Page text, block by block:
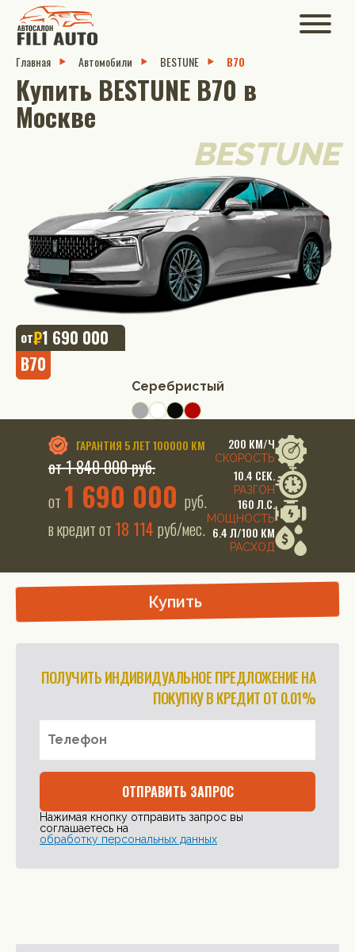
Главная Автомобили BESTUNE B70
Купить BESTUNE B70 в
Москве
ГАРАНТИЯ 5 ЛЕТ 100000 КМ
от 1 840 000 руб.
от 1 690 000 руб.
в кредит от 18 114 руб/мес.
200 КМ/Ч
СКОРОСТЬ
10.4 СЕК.
РАЗГОН
160 Л.С.
МОЩНОСТЬ
6.4 Л/100 КМ
РАСХОД
Серебристый
BESTUNE
от₽1 690 000
B70
Купить
ПОЛУЧИТЬ ИНДИВИДУАЛЬНОЕ ПРЕДЛОЖЕНИЕ НА
ПОКУПКУ В КРЕДИТ ОТ 0.01%
ОТПРАВИТЬ ЗАПРОС
Нажимая кнопку отправить запрос вы
соглашаетесь на
обработку персональных данных